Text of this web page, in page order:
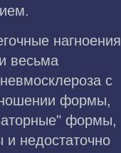
нагноения
весьма
с
формы,
формы,
недостаточно